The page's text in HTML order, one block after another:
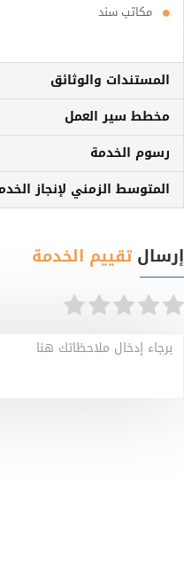
مكاتب سند
المستندات والوثائق
مخطط سير العمل
رسوم الخدمة
المتوسط الزمني لإنجاز
إرسال تقييم الخدمة
برجاء إدخال ملاحظاتك هنا